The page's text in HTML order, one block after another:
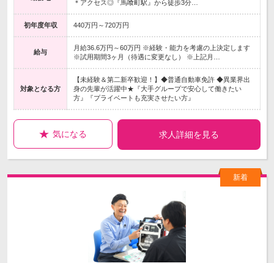
＊アクセス◎『馬喰町駅』から徒歩3分…
初年度年収 440万円～720万円
給与
月給36.6万円～60万円 ※経験・能力を考慮の上決定します
※試用期間3ヶ月（待遇に変更なし） ※上記月…
対象となる方
【未経験＆第二新卒歓迎！】◆普通自動車免許 ◆異業界出
身の先輩が活躍中★『大手グループで安心して働きたい
方』『プライベートも充実させたい方』
気になる 求人詳細を見る